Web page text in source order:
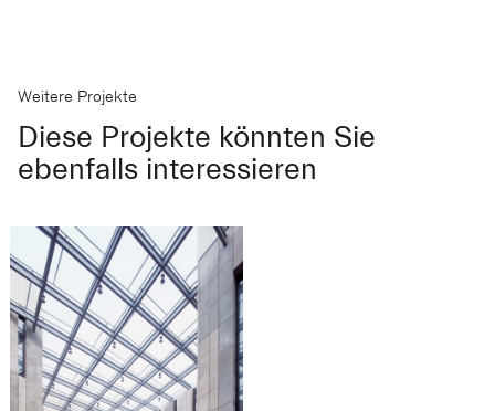
Weitere Projekte
Diese Projekte könnten Sie
ebenfalls interessieren